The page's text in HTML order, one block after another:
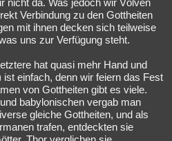
nicht da. Was jedoch wir Völven
Verbindung zu den Gottheiten
mit ihnen decken sich teilweise
uns zur Verfügung steht.
hat quasi mehr Hand und
einfach, denn wir feiern das Fest
von Gottheiten gibt es viele.
babylonischen vergab man
gleiche Gottheiten, und als
trafen, entdeckten sie